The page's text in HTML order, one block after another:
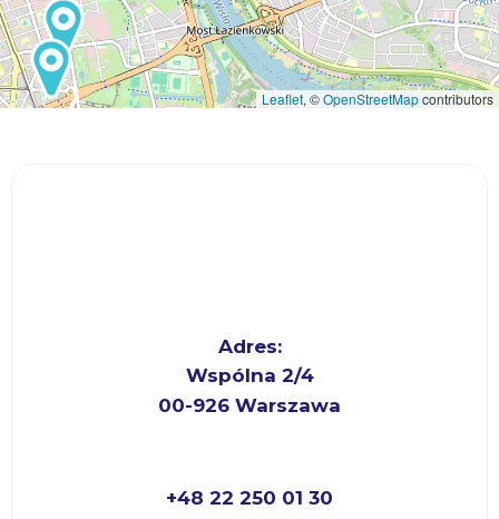
Leaflet, ©OpenStreetMapcontributors
Adres:
Wspólna 2/4
00-926 Warszawa
+48 22 250 01 30